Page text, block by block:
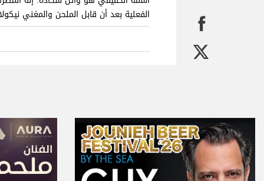
الفعلية بعد أن قابل الملحن والمغني